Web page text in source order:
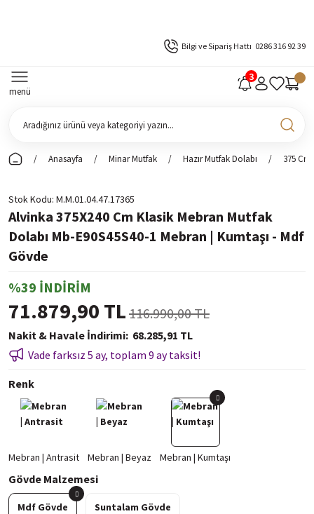
Bilgi ve Sipariş Hattı 0286 316 92 39
menü
Anasayfa Minar Mutfak Hazır Mutfak Dolabı 375 Cm
Stok Kodu M.M.01.04.47.17365
Alvinka 375X240 Cm Klasik Mebran Mutfak
Dolabı Mb-E90S45S40-1 Mebran | Kumtaşı - Mdf
Gövde
%39 İNDİRİM
71.879,90 TL 116.990,00 TL
Nakit & Havale İndirimi 68.285,91 TL
Vade farksız 5 ay, toplam 9 ay taksit!
Renk
Gövde Malzemesi
Mdf Gövde Suntalam Gövde